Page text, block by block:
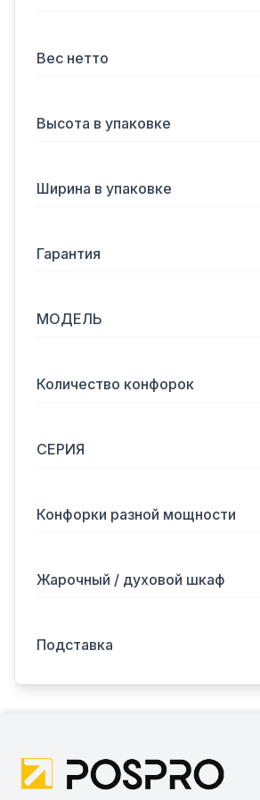
Вес нетто
Высота в упаковке
Ширина в упаковке
Гарантия
МОДЕЛЬ
Количество конфорок
СЕРИЯ
Конфорки разной мощности
Жарочный / духовой шкаф
Подставка